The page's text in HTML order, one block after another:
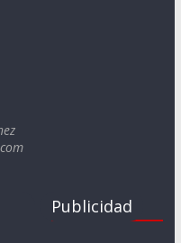
Publicidad